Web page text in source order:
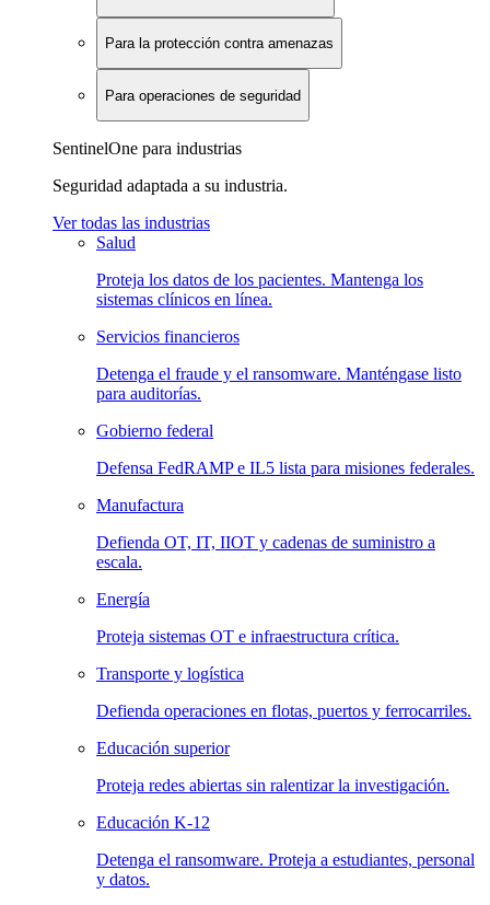
Para la protección contra amenazas
Para operaciones de seguridad
SentinelOne para industrias
Seguridad adaptada a su industria.
Ver todas las industrias
Salud
Proteja los datos de los pacientes. Mantenga los
sistemas clínicos en línea.
Servicios financieros
Detenga el fraude y el ransomware. Manténgase listo
para auditorías.
Gobierno federal
Defensa FedRAMP e IL5 lista para misiones federales.
Manufactura
Defienda OT, IT, IIOT y cadenas de suministro a
escala.
Energía
Proteja sistemas OT e infraestructura crítica.
Transporte y logística
Defienda operaciones en flotas, puertos y ferrocarriles.
Educación superior
Proteja redes abiertas sin ralentizar la investigación.
Educación K-12
Detenga el ransomware. Proteja a estudiantes, personal
y datos.